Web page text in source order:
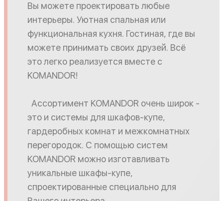
Вы можете проектировать любые
интерьеры. Уютная спальная или
функциональная кухня. Гостиная, где вы
можете принимать своих друзей. Всё
это легко реализуется вместе с
KOMANDOR!
Ассортимент KOMANDOR очень широк -
это и системы для шкафов-купе,
гардеробных комнат и межкомнатных
перегородок. С помощью систем
KOMANDOR можно изготавливать
уникальные шкафы-купе,
спроектированные специально для